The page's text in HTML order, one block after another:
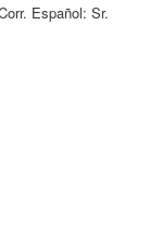
Español: Sr.